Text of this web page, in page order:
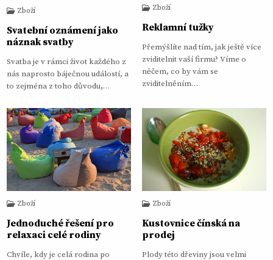
Zboží
Svatební oznámení jako
náznak svatby
Svatba je v rámci život každého z
nás naprosto báječnou událostí, a
to zejména z toho důvodu,…
Zboží
Reklamní tužky
Přemýšlíte nad tím, jak ještě více
zviditelnit vaší firmu? Víme o
něčem, co by vám se
zviditelněním…
Zboží
Jednoduché řešení pro
relaxaci celé rodiny
Chvíle, kdy je celá rodina po
Zboží
Kustovnice čínská na
prodej
Plody této dřeviny jsou velmi